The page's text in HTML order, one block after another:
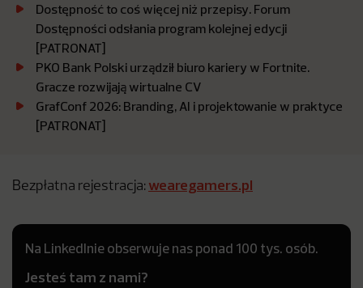
Dostępność to coś więcej niż przepisy. Forum
Dostępności odsłania program kolejnej edycji
[PATRONAT]
PKO Bank Polski urządził biuro kariery w Fortnite.
Gracze rozwijają wirtualne CV
GrafConf 2026: Branding, AI i projektowanie w praktyce
[PATRONAT]
Bezpłatna rejestracja: wearegamers.pl
Na LinkedInie obserwuje nas ponad 100 tys. osób.
Jesteś tam z nami?